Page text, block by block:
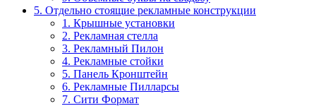
5. Отдельно стоящие рекламные конструкции
1. Крышные установки
2. Рекламная стелла
3. Рекламный Пилон
4. Рекламные стойки
5. Панель Кронштейн
6. Рекламные Пилларсы
7. Сити Формат